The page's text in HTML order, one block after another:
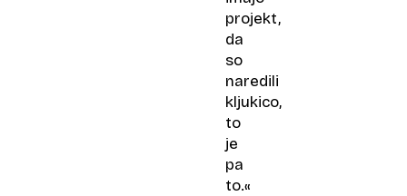
projekt,
da
so
naredili
kljukico,
to
je
pa
to.«